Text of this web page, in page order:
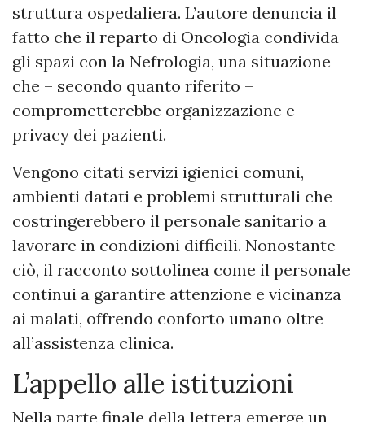
struttura ospedaliera. L’autore denuncia il
fatto che il reparto di Oncologia condivida
gli spazi con la Nefrologia, una situazione
che – secondo quanto riferito –
comprometterebbe organizzazione e
privacy dei pazienti.
Vengono citati servizi igienici comuni,
ambienti datati e problemi strutturali che
costringerebbero il personale sanitario a
lavorare in condizioni difficili. Nonostante
ciò, il racconto sottolinea come il personale
continui a garantire attenzione e vicinanza
ai malati, offrendo conforto umano oltre
all’assistenza clinica.
L’appello alle istituzioni
Nella parte finale della lettera emerge un